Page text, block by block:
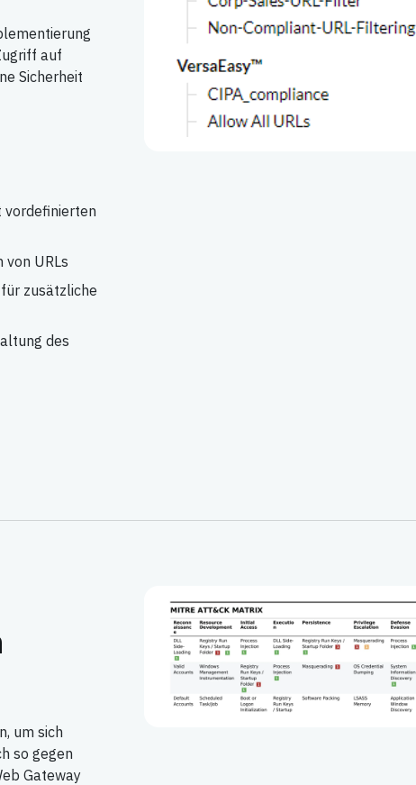
auf
Sicherheit
vordefinierten
URLs
zusätzliche
des
um sich
so gegen
Gateway